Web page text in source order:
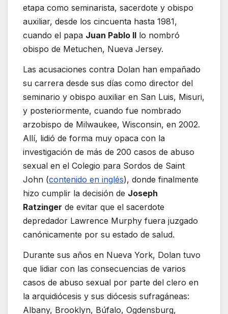
etapa como seminarista, sacerdote y obispo
auxiliar, desde los cincuenta hasta 1981,
cuando el papa Juan Pablo II lo nombró
obispo de Metuchen, Nueva Jersey.
Las acusaciones contra Dolan han empañado
su carrera desde sus días como director del
seminario y obispo auxiliar en San Luis, Misuri,
y posteriormente, cuando fue nombrado
arzobispo de Milwaukee, Wisconsin, en 2002.
Allí, lidió de forma muy opaca con la
investigación de más de 200 casos de abuso
sexual en el Colegio para Sordos de Saint
John (contenido en inglés), donde finalmente
hizo cumplir la decisión de Joseph
Ratzinger de evitar que el sacerdote
depredador Lawrence Murphy fuera juzgado
canónicamente por su estado de salud.
Durante sus años en Nueva York, Dolan tuvo
que lidiar con las consecuencias de varios
casos de abuso sexual por parte del clero en
la arquidiócesis y sus diócesis sufragáneas:
Albany, Brooklyn, Búfalo, Ogdensburg,